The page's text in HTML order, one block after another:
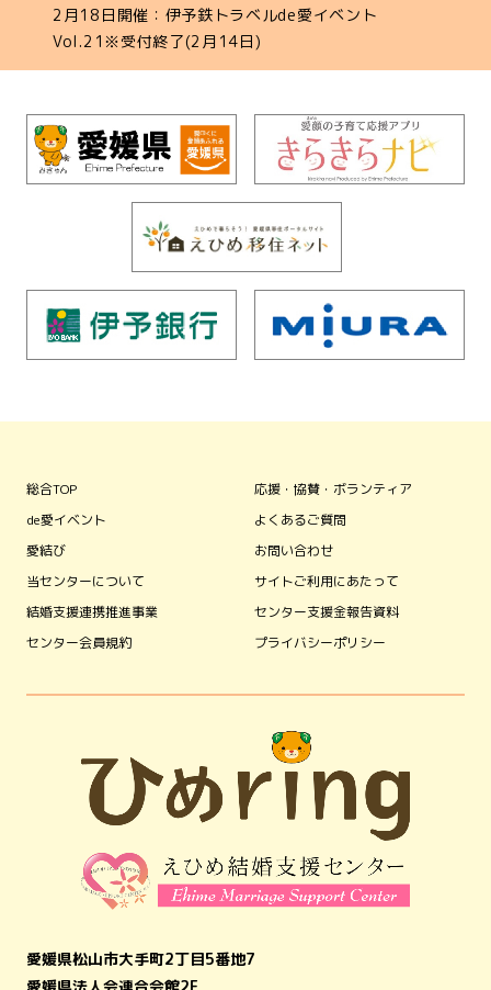
2月18日開催：伊予鉄トラベルde愛イベント
Vol.21※受付終了(2月14日)
総合TOP
de愛イベント
愛結び
当センターについて
結婚支援連携推進事業
センター会員規約
応援・協賛・ボランティア
よくあるご質問
お問い合わせ
サイトご利用にあたって
センター支援金報告資料
プライバシーポリシー
愛媛県松山市大手町2丁目5番地7